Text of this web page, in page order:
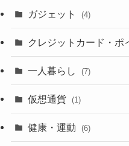
ガジェット (4)
クレジットカード・ポ
一人暮らし (7)
仮想通貨 (1)
健康・運動 (6)